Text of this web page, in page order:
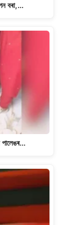
বৰা,…
পালেঙৰ…